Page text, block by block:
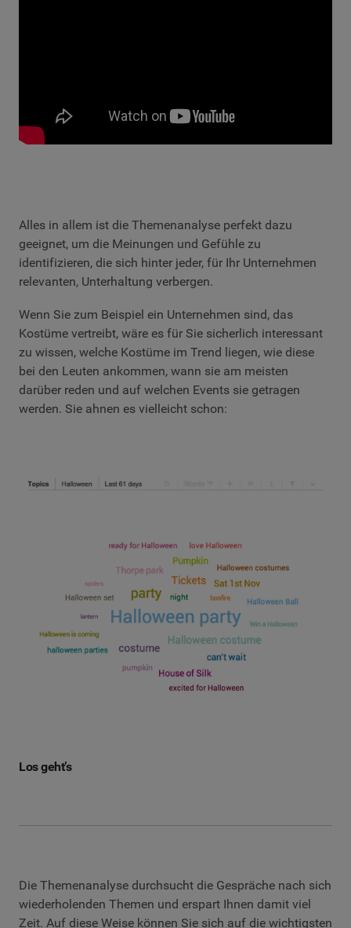
Alles in allem ist die Themenanalyse perfekt dazu
geeignet, um die Meinungen und Gefühle zu
identifizieren, die sich hinter jeder, für Ihr Unternehmen
relevanten, Unterhaltung verbergen.
Wenn Sie zum Beispiel ein Unternehmen sind, das
Kostüme vertreibt, wäre es für Sie sicherlich interessant
zu wissen, welche Kostüme im Trend liegen, wie diese
bei den Leuten ankommen, wann sie am meisten
darüber reden und auf welchen Events sie getragen
werden. Sie ahnen es vielleicht schon:
Los geht’s
Die Themenanalyse durchsucht die Gespräche nach sich
wiederholenden Themen und erspart Ihnen damit viel
Zeit. Auf diese Weise können Sie sich auf die wichtigsten